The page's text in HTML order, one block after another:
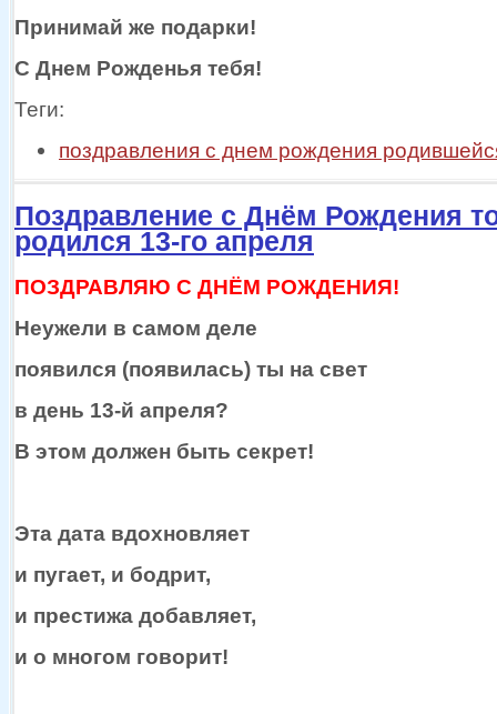
Принимай же подарки!
С Днем Рожденья тебя!
Теги:
поздравления с днем рождения
Поздравление с Днём Рождения
родился 13-го апреля
ПОЗДРАВЛЯЮ С ДНЁМ РОЖДЕНИЯ!
Неужели в самом деле
появился (появилась) ты на свет
в день 13-й апреля?
В этом должен быть секрет!
Эта дата вдохновляет
и пугает, и бодрит,
и престижа добавляет,
и о многом говорит!